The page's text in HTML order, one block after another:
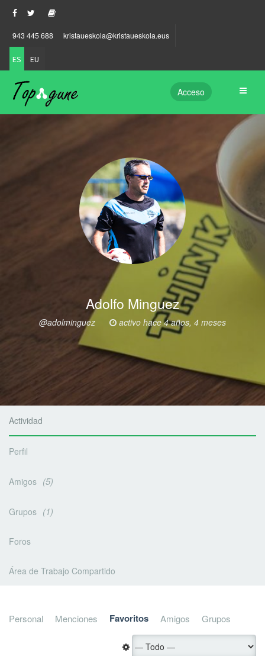
943 445 688 kristaueskola@kristaueskola.eus
ES EU
Acceso
Adolfo Minguez
@adolminguez activo hace 4 años, 4 meses
Actividad
Perfil
Amigos 5
Grupos 1
Foros
Área de Trabajo Compartido
Personal Menciones Favoritos Amigos Grupos